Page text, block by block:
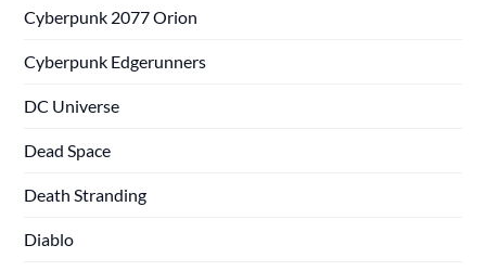
Cyberpunk 2077 Orion
Cyberpunk Edgerunners
DC Universe
Dead Space
Death Stranding
Diablo